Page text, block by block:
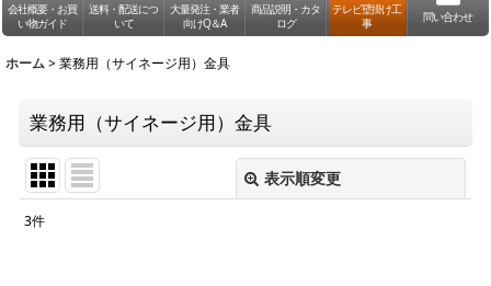
会社概要・お買
い物ガイド
送料・配送につ
いて
大量発注・業者
向けQ＆A
商品説明・カタ
ログ
テレビ壁掛け工
事
問い合わせ
ホーム >業務用（サイネージ用）金具
業務用（サイネージ用）金具
表示順変更
3件